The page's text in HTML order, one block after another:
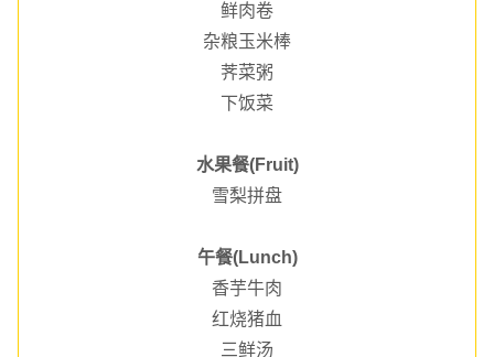
鲜肉卷
杂粮玉米棒
荠菜粥
下饭菜
水果餐(Fruit)
雪梨拼盘
午餐(Lunch)
香芋牛肉
红烧猪血
三鲜汤